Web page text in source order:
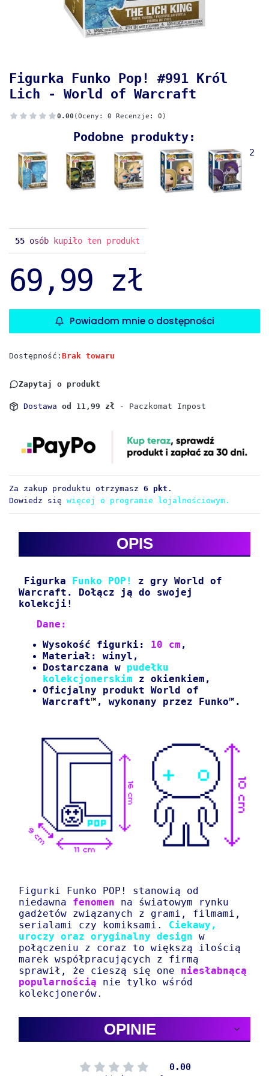
Figurka Funko Pop! #991 Król
Lich - World of Warcraft
0.00 (Oceny: 0 Recenzje: 0)
Podobne produkty:
2
55 osób kupiło ten produkt
69,99 zł
Powiadom mnie o dostępności
Dostępność: Brak towaru
Zapytaj o produkt
Dostawa od 11,99 zł - Paczkomat Inpost
Za zakup produktu otrzymasz 6 pkt .
Dowiedz się więcej o programie lojalnościowym.
OPIS
Figurka Funko POP!
z gry World of
Warcraft.
Dołącz ją do swojej
kolekcji!
Dane:
Wysokość figurki: 10 cm ,
Materiał: winyl,
Dostarczana w pudełku
kolekcjonerskim z okienkiem,
Oficjalny produkt World of
Warcraft™ , wykonany przez Funko™.
Figurki Funko POP! stanowią od
niedawna fenomen
na światowym rynku
gadżetów związanych z grami, filmami,
serialami czy komiksami. Ciekawy,
uroczy oraz oryginalny design w
połączeniu z coraz to większą ilością
marek współpracujących z firmą
sprawił, że cieszą się one niesłabnącą
popularnością nie tylko wśród
kolekcjonerów.
OPINIE
0.00